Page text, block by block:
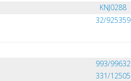
KNJ0288
32/925359
993/99632
331/12505